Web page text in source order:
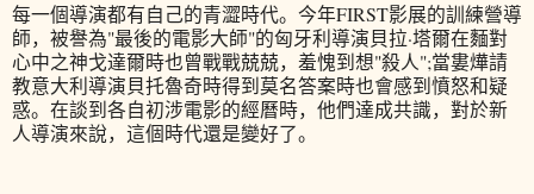
每一個導演都有自己的青澀時代。今年FIRST影展的訓練營導
師，被譽為"最後的電影大師"的匈牙利導演貝拉·塔爾在麵對
心中之神戈達爾時也曾戰戰兢兢，羞愧到想"殺人";當婁燁請
教意大利導演貝托魯奇時得到莫名答案時也會感到憤怒和疑
惑。在談到各自初涉電影的經曆時，他們達成共識，對於新
人導演來說，這個時代還是變好了。